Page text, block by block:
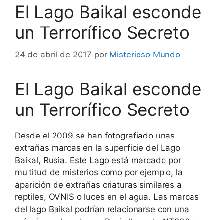
El Lago Baikal esconde
un Terrorífico Secreto
24 de abril de 2017 por Misterioso Mundo
El Lago Baikal esconde
un Terrorífico Secreto
Desde el 2009 se han fotografiado unas
extrañas marcas en la superficie del Lago
Baikal, Rusia. Este Lago está marcado por
multitud de misterios como por ejemplo, la
aparición de extrañas criaturas similares a
reptiles, OVNIS o luces en el agua. Las marcas
del lago Baikal podrían relacionarse con una